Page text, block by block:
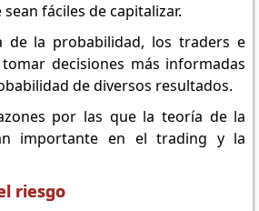
fáciles de capitalizar.
de la probabilidad, los traders e
decisiones más informadas
de diversos resultados.
por las que la teoría de la
importante en el trading y la
riesgo